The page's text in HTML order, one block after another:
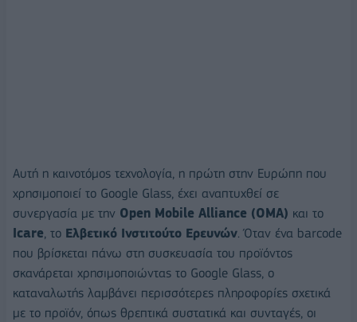
Αυτή η καινοτόμος τεχνολογία, η πρώτη στην Ευρώπη που
χρησιμοποιεί το Google Glass, έχει αναπτυχθεί σε
συνεργασία με την Open Mobile Alliance (OMA) και το
Icare, το Ελβετικό Ινστιτούτο Ερευνών. Όταν ένα barcode
που βρίσκεται πάνω στη συσκευασία του προϊόντος
σκανάρεται χρησιμοποιώντας το Google Glass, ο
καταναλωτής λαμβάνει περισσότερες πληροφορίες σχετικά
με το προϊόν, όπως θρεπτικά συστατικά και συνταγές, οι